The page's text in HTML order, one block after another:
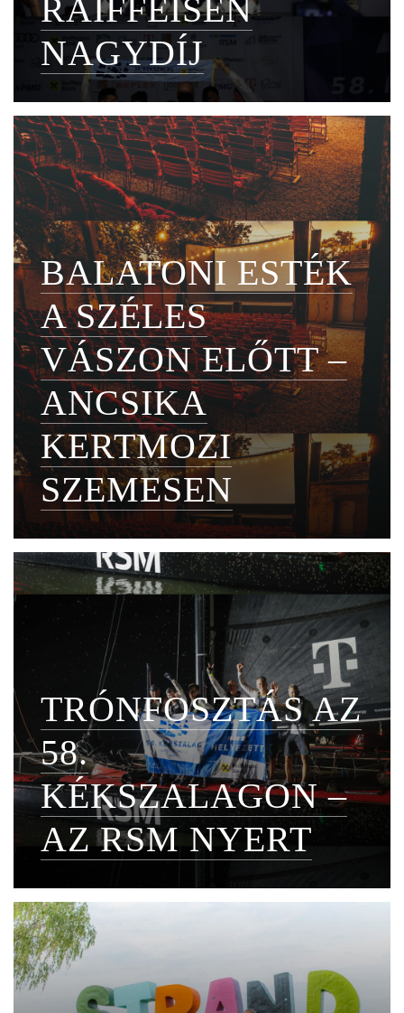
RAIFFEISEN
NAGYDÍJ
BALATONI ESTÉK
A SZÉLES
VÁSZON ELŐTT –
ANCSIKA
KERTMOZI
SZEMESEN
TRÓNFOSZTÁS AZ
58.
KÉKSZALAGON –
AZ RSM NYERT